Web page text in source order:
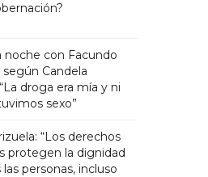
noche con Facundo
según Candela
droga era mía y ni
sexo”
“Los derechos
protegen la dignidad
personas, incluso